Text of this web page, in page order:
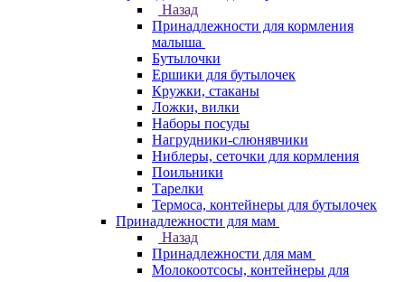
Назад
Принадлежности для кормления
малыша
Бутылочки
Ершики для бутылочек
Кружки, стаканы
Ложки, вилки
Наборы посуды
Нагрудники-слюнявчики
Ниблеры, сеточки для кормления
Поильники
Тарелки
Термоса, контейнеры для бутылочек
Принадлежности для мам
Назад
Принадлежности для мам
Молокоотсосы, контейнеры для